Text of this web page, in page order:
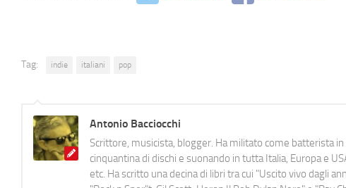
Tag: indie italiani pop
Antonio Bacciocchi
Scrittore, musicista, blogger. Ha militato come batterista
cinquantina di dischi e suonando in tutta Italia, Europa e
etc. Ha scritto una decina di libri tra cui "Uscito vivo dagli